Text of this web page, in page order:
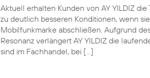
Aktuell erhalten Kunden von AY YILDIZ
zu deutlich besseren Konditionen, wenn
Mobilfunkmarke abschließen. Aufgrund
Resonanz verlängert AY YILDIZ die
sind im Fachhandel, bei […]